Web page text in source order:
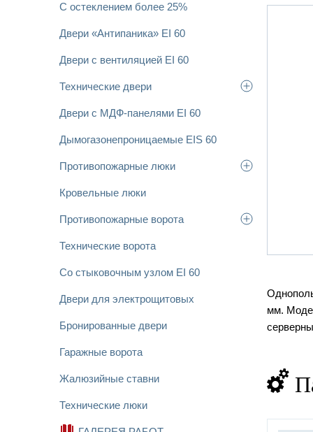
С остеклением более 25%
Двери «Антипаника» EI 60
Двери с вентиляцией EI 60
Технические двери
Двери с МДФ-панелями EI 60
Дымогазонепроницаемые EIS 60
Противопожарные люки
Кровельные люки
Противопожарные ворота
Технические ворота
Со стыковочным узлом EI 60
Двери для электрощитовых
Бронированные двери
Гаражные ворота
Жалюзийные ставни
Технические люки
мм.